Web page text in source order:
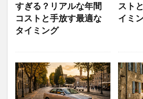
すぎる？リアルな年間
コストと手放す最適な
タイミング
スト
イミ